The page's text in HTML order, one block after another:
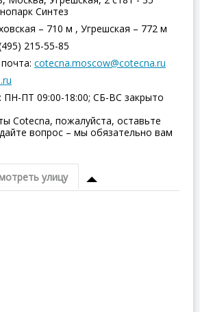
Синтез
– 710 м , Угрешская – 772 м
215-55-85
cotecna.moscow@cotecna.ru
ПТ 09:00-18:00; СБ-ВC закрыто
Cotecna, пожалуйста, оставьте
вопрос – мы обязательно вам
улицу